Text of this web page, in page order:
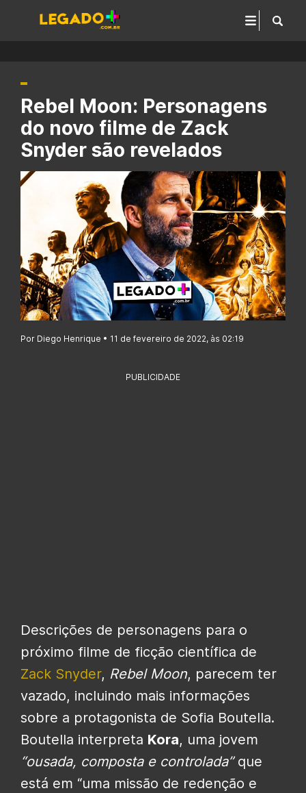
Rebel Moon: Personagens
do novo filme de Zack
Snyder são revelados
Por Diego Henrique • 11 de fevereiro de 2022, às 02:19
PUBLICIDADE
Descrições de personagens para o
próximo filme de ficção científica de
Zack Snyder, Rebel Moon, parecem ter
vazado, incluindo mais informações
sobre a protagonista de Sofia Boutella.
Boutella interpreta Kora, uma jovem
“ousada, composta e controlada”que
está em “uma missão de redenção e